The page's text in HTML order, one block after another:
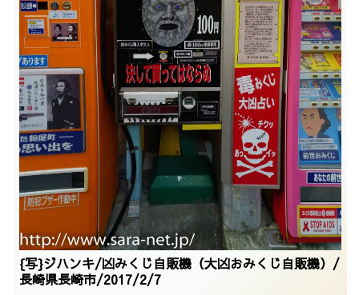
{写}ジハンキ/凶みくじ自販機（大凶おみくじ自販機）/
長崎県長崎市/2017/2/7